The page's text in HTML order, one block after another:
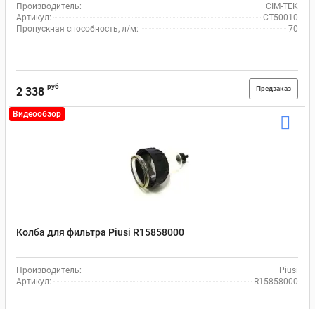
Производитель:
CIM-TEK
Артикул:
CT50010
Пропускная способность, л/м:
70
2 338 руб Предзаказ
Видеообзор
Колба для фильтра Piusi R15858000
Производитель:
Piusi
Артикул:
R15858000